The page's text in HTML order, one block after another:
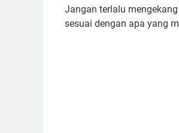
Jangan terlalu
sesuai dengan apa yang